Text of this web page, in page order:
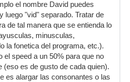
el nombre David puedes
luego "vid" separado. Tratar de
de tal manera que se entienda lo
minusculas,
la fonetica del programa, etc.).
el speed a un 50% para que no
(eso es de gusto de cada quien).
es alargar las consonantes o las